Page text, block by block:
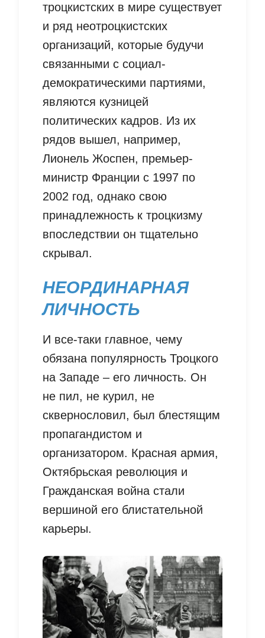
троцкистских в мире существует
и ряд неотроцкистских
организаций, которые будучи
связанными с социал-
демократическими партиями,
являются кузницей
политических кадров. Из их
рядов вышел, например,
Лионель Жоспен, премьер-
министр Франции с 1997 по
2002 год, однако свою
принадлежность к троцкизму
впоследствии он тщательно
скрывал.
НЕОРДИНАРНАЯ
ЛИЧНОСТЬ
И все-таки главное, чему
обязана популярность Троцкого
на Западе – его личность. Он
не пил, не курил, не
сквернословил, был блестящим
пропагандистом и
организатором. Красная армия,
Октябрьская революция и
Гражданская война стали
вершиной его блистательной
карьеры.